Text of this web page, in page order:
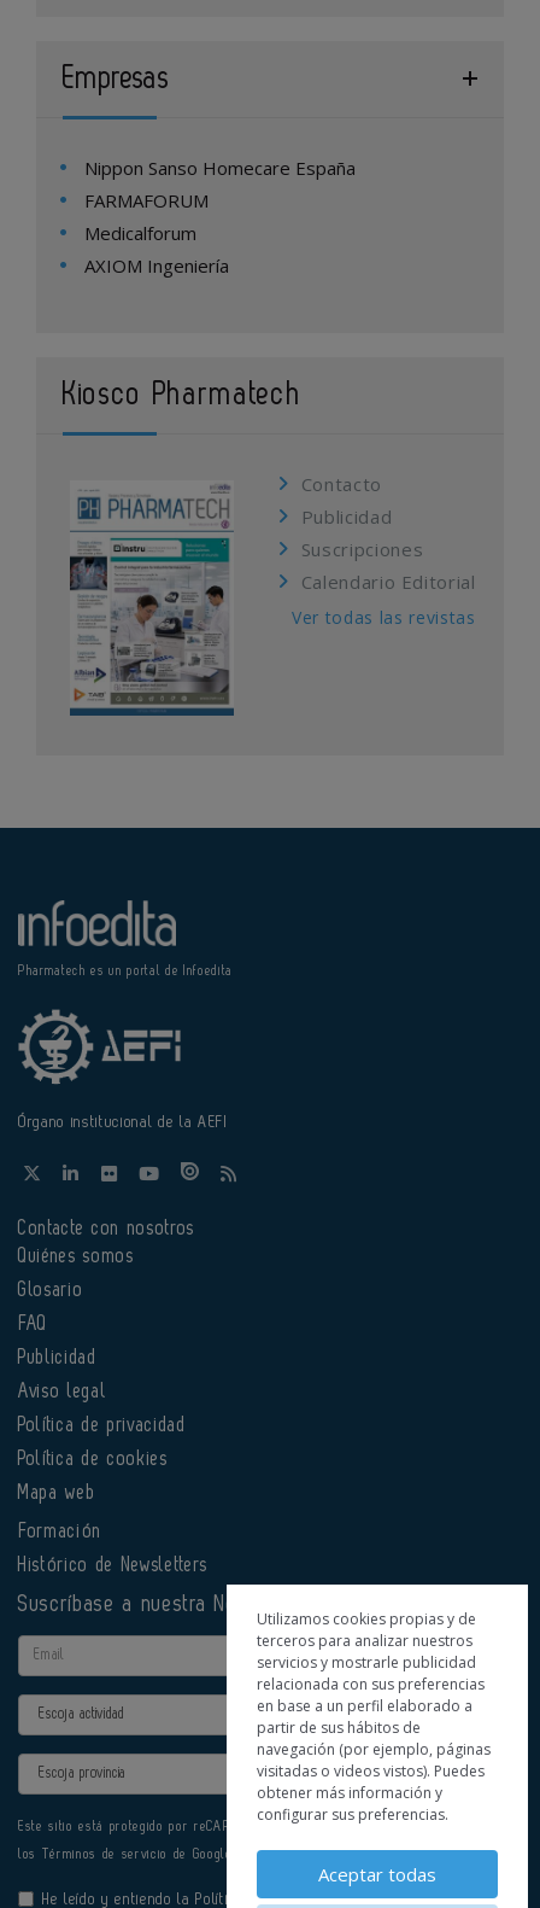
Empresas
Nippon Sanso Homecare España
FARMAFORUM
Medicalforum
AXIOM Ingeniería
Kiosco Pharmatech
Contacto
Publicidad
Suscripciones
Calendario Editorial
Ver todas las revistas
Pharmatech es un portal de Infoedita
Órgano institucional de la AEFI
Contacte con nosotros
Quiénes somos
Glosario
FAQ
Publicidad
Aviso legal
Política de privacidad
Política de cookies
Mapa web
Formación
Histórico de Newsletters
Suscríbase a nuestra Newsletter
Email
Actividad
Provincia
Este sitio está protegido por reCAPTCHA y se aplican la
los Términos de servicio de Google.
He leído y entiendo la Política de Privacidad
Utilizamos cookies propias y de
terceros para analizar nuestros
servicios y mostrarle publicidad
relacionada con sus preferencias
en base a un perfil elaborado a
partir de sus hábitos de
navegación (por ejemplo, páginas
visitadas o videos vistos). Puedes
obtener más información y
configurar sus preferencias.
Aceptar todas